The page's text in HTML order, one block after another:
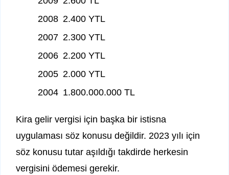
2008 2.400 YTL
2007 2.300 YTL
2006 2.200 YTL
2005 2.000 YTL
2004 1.800.000.000 TL
Kira gelir vergisi için başka bir istisna
uygulaması söz konusu değildir. 2023 yılı için
söz konusu tutar aşıldığı takdirde herkesin
vergisini ödemesi gerekir.